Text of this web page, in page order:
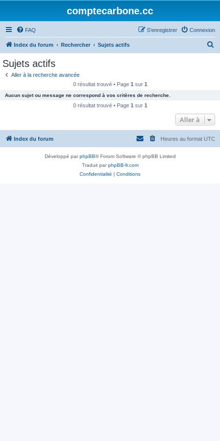
comptecarbone.cc
FAQ Connexion
S’enregistrer
Index du forum Rechercher Sujets actifs
c
e
Sujets actifs
Aller à la recherche avancée
0 résultat trouvé • Page 1 sur 1
Aucun sujet ou message ne correspond à vos critères de recherche.
0 résultat trouvé • Page 1 sur 1
Aller à
Index du forum Heures au format UTC
Développé parphpBB® Forum Software © phpBB Limited
Traduit parphpBB-fr.com
Confidentialité | Conditions